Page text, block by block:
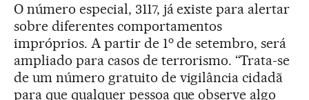
O número especial, 3117, já existe para alertar
sobre diferentes comportamentos
impróprios. A partir de 1ode setembro, será
ampliado para casos de terrorismo. “Trata-se
de um número gratuito de vigilância cidadã
para que qualquer pessoa que observe algo